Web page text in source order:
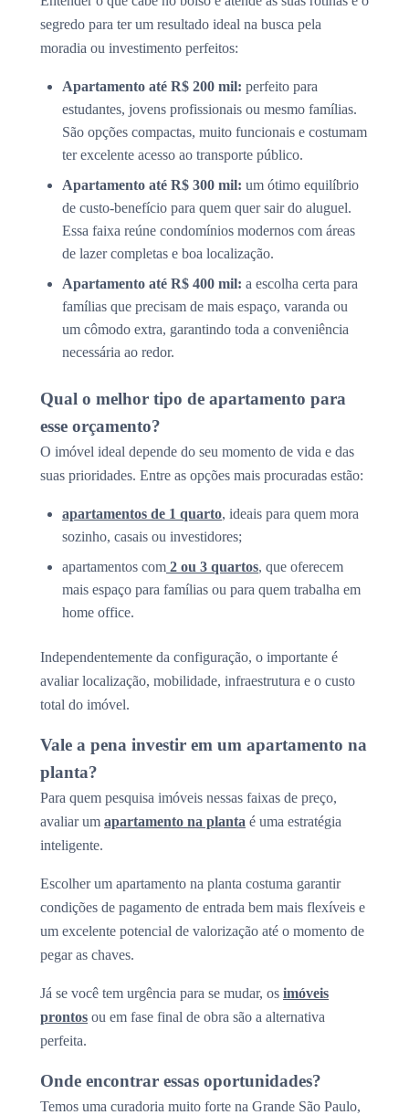
segredo para ter um resultado ideal na busca pela
moradia ou investimento perfeitos:
Apartamento até R$ 200 mil: perfeito para
estudantes, jovens profissionais ou mesmo famílias.
São opções compactas, muito funcionais e costumam
ter excelente acesso ao transporte público.
Apartamento até R$ 300 mil: um ótimo equilíbrio
de custo-benefício para quem quer sair do aluguel.
Essa faixa reúne condomínios modernos com áreas
de lazer completas e boa localização.
Apartamento até R$ 400 mil: a escolha certa para
famílias que precisam de mais espaço, varanda ou
um cômodo extra, garantindo toda a conveniência
necessária ao redor.
Qual o melhor tipo de apartamento para
esse orçamento?
O imóvel ideal depende do seu momento de vida e das
suas prioridades. Entre as opções mais procuradas estão:
apartamentos de 1 quarto, ideais para quem mora
sozinho, casais ou investidores;
apartamentos com 2 ou 3 quartos, que oferecem
mais espaço para famílias ou para quem trabalha em
home office.
Independentemente da configuração, o importante é
avaliar localização, mobilidade, infraestrutura e o custo
total do imóvel.
Vale a pena investir em um apartamento na
planta?
Para quem pesquisa imóveis nessas faixas de preço,
avaliar um apartamento na planta é uma estratégia
inteligente.
Escolher um apartamento na planta costuma garantir
condições de pagamento de entrada bem mais flexíveis e
um excelente potencial de valorização até o momento de
pegar as chaves.
Já se você tem urgência para se mudar, os imóveis
prontos ou em fase final de obra são a alternativa
perfeita.
Onde encontrar essas oportunidades?
Temos uma curadoria muito forte na Grande São Paulo,